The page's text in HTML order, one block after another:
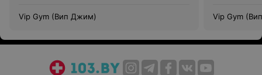
Vip Gym (Вип Джим)
Vip Gym